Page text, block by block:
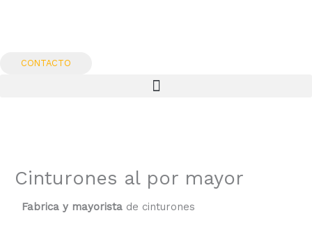
CONTACTO
Cinturones al por mayor
Fabrica y mayorista de cinturones